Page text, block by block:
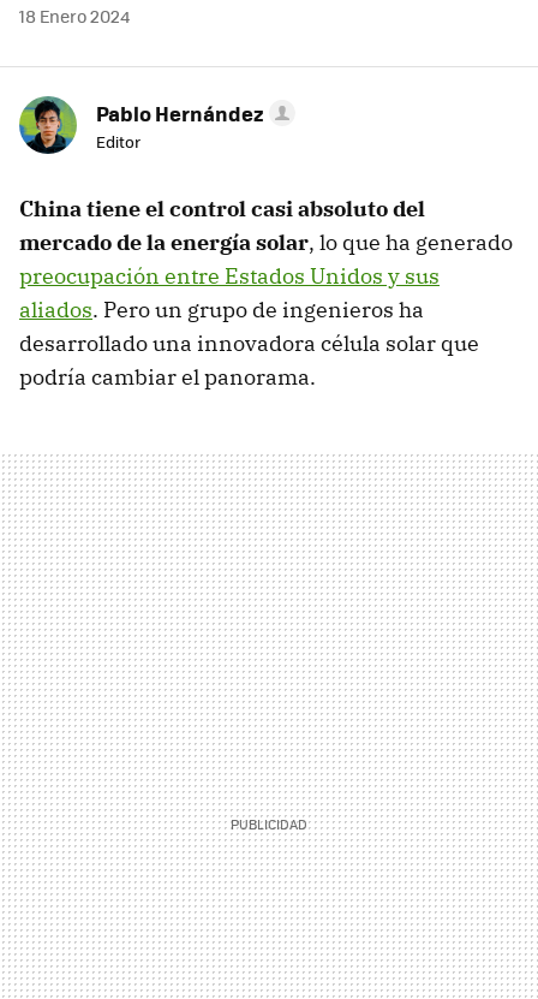
18 Enero 2024
Pablo Hernández
Editor
China tiene el control casi absoluto del
mercado de la energía solar, lo que ha generado
preocupación entre Estados Unidos y sus
aliados. Pero un grupo de ingenieros ha
desarrollado una innovadora célula solar que
podría cambiar el panorama.